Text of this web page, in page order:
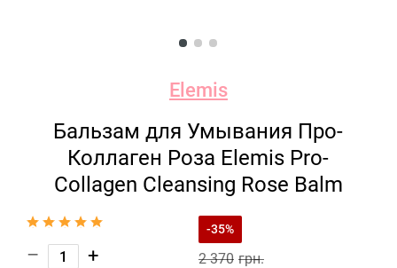
Elemis
Бальзам для Умывания Про-
Коллаген Роза Elemis Pro-
Collagen Cleansing Rose Balm
– +
-35%
2 370 грн.